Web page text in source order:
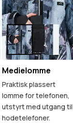
Medielomme
Praktisk plassert
lomme for telefonen,
utstyrt med utgang til
hodetelefoner.